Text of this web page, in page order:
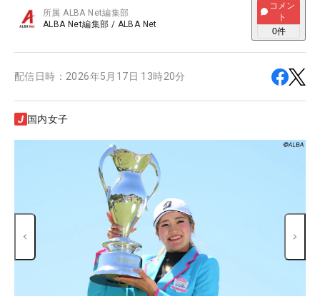
所属ALBA Net編集部
ALBA Net編集部 / ALBA Net
コメン
ト
0件
配信日時： 2026年5月17日 13時20分
国内女子